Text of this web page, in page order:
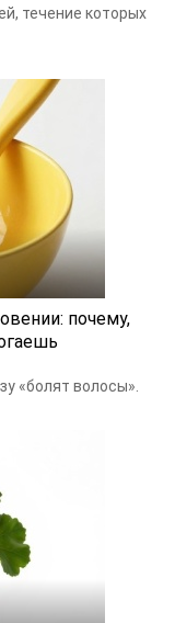
течение которых
почему,
«болят волосы».